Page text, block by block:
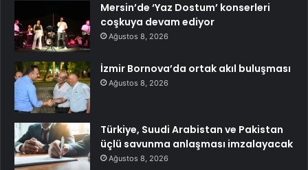
Mersin’de ‘Yaz Dostum’ konserleri
coşkuya devam ediyor
Ağustos 8, 2026
İzmir Bornova’da ortak akıl buluşması
Ağustos 8, 2026
Türkiye, Suudi Arabistan ve Pakistan
üçlü savunma anlaşması imzalayacak
Ağustos 8, 2026